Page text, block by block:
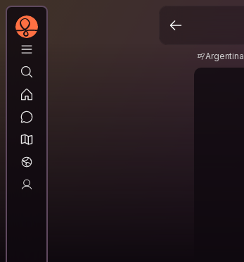
Argentina